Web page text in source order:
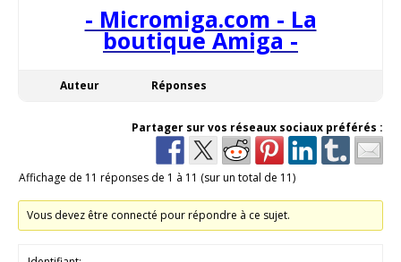
- Micromiga.com - La
boutique Amiga -
Auteur Réponses
Partager sur vos réseaux sociaux préférés :
Affichage de 11 réponses de 1 à 11 (sur un total de 11)
Vous devez être connecté pour répondre à ce sujet.